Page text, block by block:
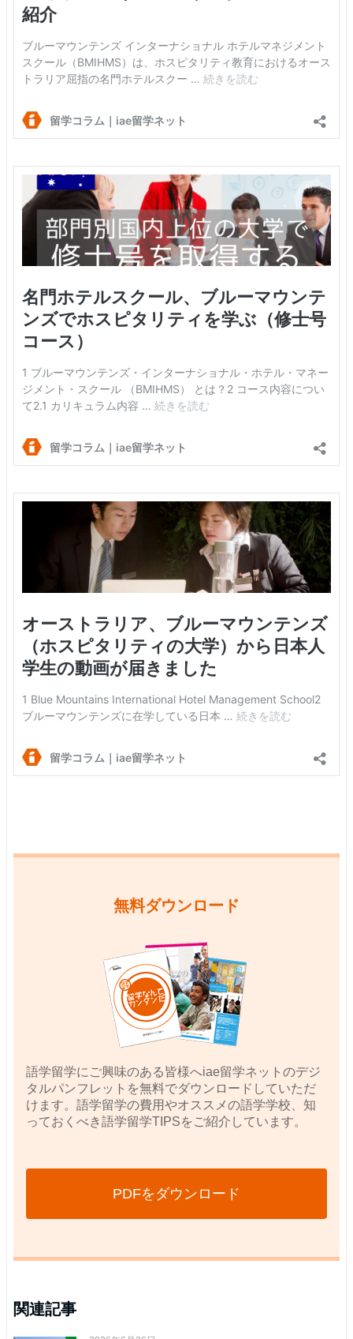
無料ダウンロード
語学留学にご興味のある皆様へiae留学ネットのデジ
タルパンフレットを無料でダウンロードしていただ
けます。語学留学の費用やオススメの語学学校、知
っておくべき語学留学TIPSをご紹介しています。
PDFをダウンロード
関連記事